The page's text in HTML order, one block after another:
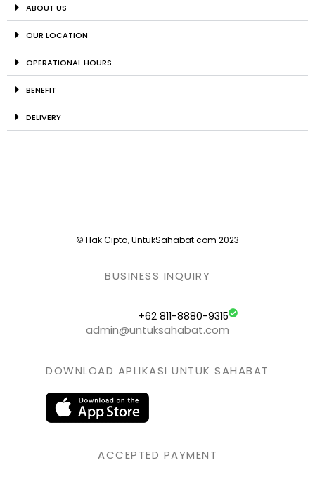
ABOUT US
OUR LOCATION
OPERATIONAL HOURS
BENEFIT
DELIVERY
© Hak Cipta, UntukSahabat.com 2023
BUSINESS INQUIRY
+62 811-8880-9315
admin@untuksahabat.com
DOWNLOAD APLIKASI UNTUK SAHABAT
ACCEPTED PAYMENT